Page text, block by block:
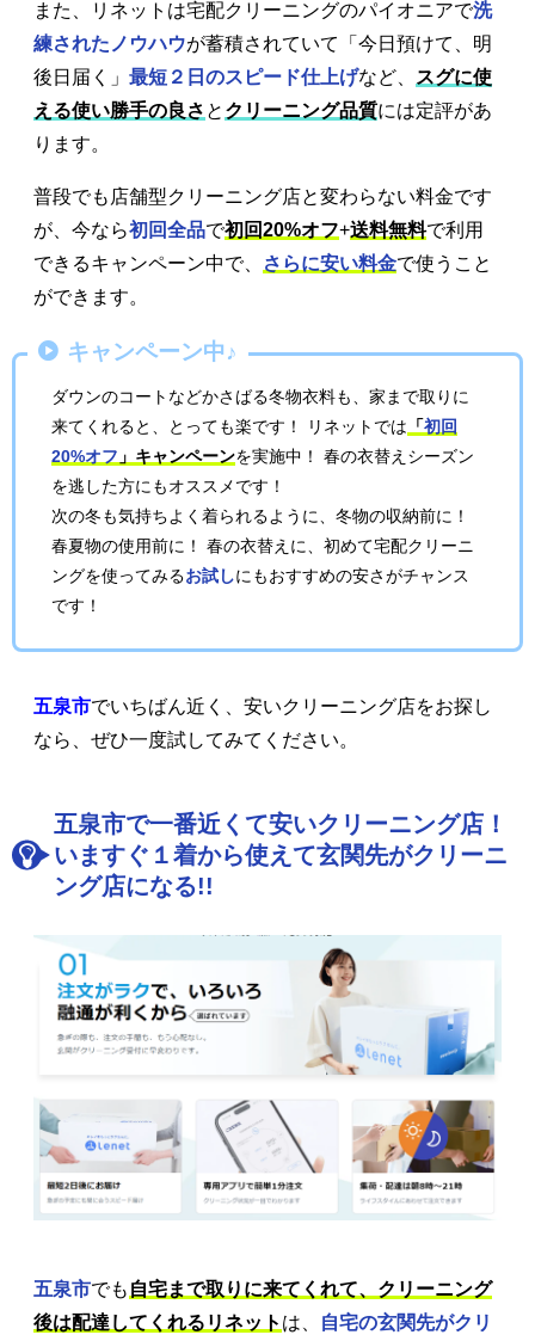
また、リネットは宅配クリーニングのパイオニアで洗
練されたノウハウが蓄積されていて「今日預けて、明
後日届く」 最短２日のスピード仕上げなど、
スグに使
える使い勝手の良さ と クリーニング品質には定評があ
ります。
普段でも店舗型クリーニング店と変わらない料金です
が、今なら初回全品で初回20%オフ+送料無料で利用
できるキャンペーン中で、
さらに安い料金で使うこと
ができます。
キャンペーン中♪
ダウンのコートなどかさばる冬物衣料も、家まで取りに
来てくれると、とっても楽です！ リネットでは 「初回
20%オフ 」キャンペーンを実施中！ 春の衣替えシーズン
を逃した方にもオススメです！
次の冬も気持ちよく着られるように、冬物の収納前に！
春夏物の使用前に！ 春の衣替えに、初めて宅配クリーニ
ングを使ってみるお試しにもおすすめの安さがチャンス
です！
五泉市でいちばん近く、安いクリーニング店をお探し
なら、ぜひ一度試してみてください。
五泉市で一番近くて安いクリーニング店！
いますぐ１着から使えて玄関先がクリーニ
ング店になる!!
五泉市でも 自宅まで取りに来てくれて、クリーニング
後は配達してくれるリネット は、
自宅の玄関先がクリ